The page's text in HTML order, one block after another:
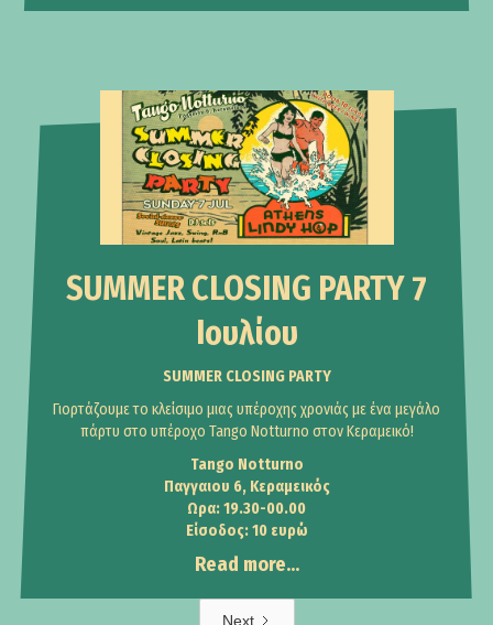
Events
SUMMER CLOSING PARTY 7
Ιουλίου
SUMMER CLOSING PARTY
Γιορτάζουμε το κλείσιμο μιας υπέροχης χρονιάς με ένα μεγάλο
πάρτυ στο υπέροχο Tango Notturno στον Κεραμεικό!
Tango Notturno
Παγγαιου 6, Κεραμεικός
Ωρα: 19.30-00.00
Είσοδος: 10 ευρώ
Read more...
Next